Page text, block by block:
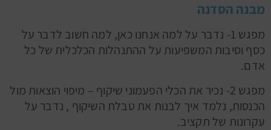
מבנה הסדנה
מפגש 1- נדבר על למה אנחנו כאן, למה חשוב לדבר על
כסף וסיבות המשפיעות על ההתנהלות הכלכלית של כל
אדם.
מפגש 2- נכיר את הכלי הפעמוני שיקוף – מיפוי הוצאות מול
הכנסות, נלמד איך לבנות את טבלת השיקוף , נדבר על
עקרונות של תקציב.